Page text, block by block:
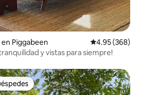
Piggabeen Calificación
4.95 (368)
y vistas para siempre!
preferido